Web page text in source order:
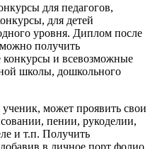
для педагогов,
для детей
уровня. Диплом после
можно получить
конкурсы и всевозможные
школы, дошкольного
может проявить свои
пении, рукоделии,
и т.п. Получить
в личное порт фолио